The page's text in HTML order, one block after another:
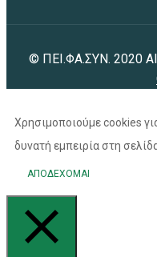
© ΠΕΙ.ΦΑ.ΣΥΝ. 2020
Χρησιμοποιούμε cookies
δυνατή εμπειρία στη
ΑΠΟΔΕΧΟΜΑΙ